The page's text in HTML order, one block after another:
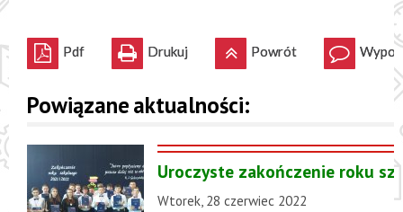
Pdf Drukuj Powrót
Powiązane aktualności:
Uroczyste zakończenie roku
Wtorek, 28 czerwiec 2022